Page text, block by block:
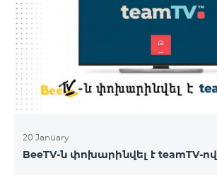
20 January
BeeTV-ն փոխարինվել է teamTV-ով